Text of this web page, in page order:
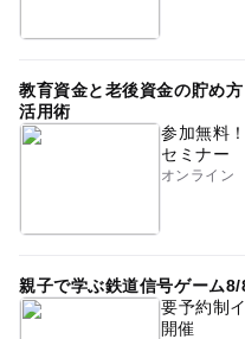
教育資金と老後資金の貯め
活用術
参加無料
セミナー
オンライン
親子で学ぶ鉄道信号ゲーム
要予約制
開催